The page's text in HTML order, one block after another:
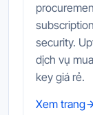
security.
dịch vụ
key giá rẻ.
Xem trang